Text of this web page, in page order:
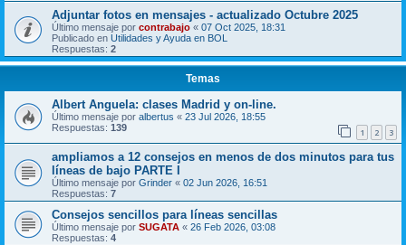
Adjuntar fotos en mensajes - actualizado Octubre 2025
Último mensaje por contrabajo « 07 Oct 2025, 18:31
Publicado en Utilidades y Ayuda en BOL
Respuestas: 2
Temas
Albert Anguela: clases Madrid y on-line.
Último mensaje por albertus « 23 Jul 2026, 18:55
Respuestas: 139 1 2 3
ampliamos a 12 consejos en menos de dos minutos para tus
líneas de bajo PARTE I
Último mensaje por Grinder « 02 Jun 2026, 16:51
Respuestas: 7
Consejos sencillos para líneas sencillas
Último mensaje por SUGATA « 26 Feb 2026, 03:08
Respuestas: 4